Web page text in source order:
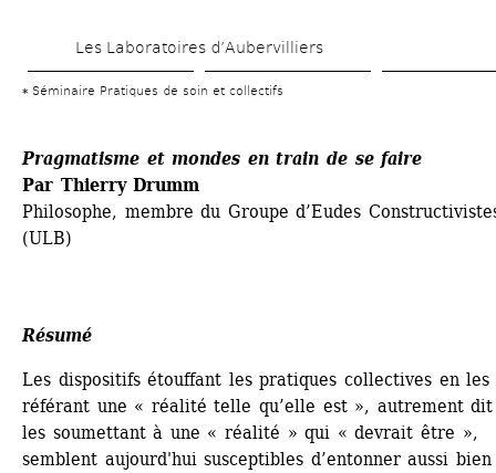
to
main
Les Laboratoires d’Aubervilliers
Séminaire Pratiques de soin et collectifs
Pragmatisme et mondes en train de se faire
Par Thierry Drumm
Philosophe, membre du Groupe d’Eudes
(ULB)
Résumé
Les dispositifs étouffant les pratiques collectives en les
référant une « réalité telle qu’elle est », autrement
les soumettant à une « réalité » qui « devrait être »,
semblent aujourd'hui susceptibles d’entonner aussi